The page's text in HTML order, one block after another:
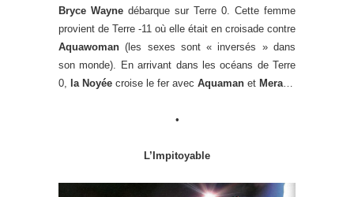
Bryce Wayne débarque sur Terre 0. Cette femme
provient de Terre -11 où elle était en croisade contre
Aquawoman (les sexes sont « inversés » dans
son monde). En arrivant dans les océans de Terre
0, la Noyée croise le fer avec Aquaman et Mera…
•
L’Impitoyable